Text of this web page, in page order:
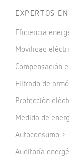
EXPERTOS EN
Eficiencia
Movilidad
Compensación
Filtrado de
Protección
Medida de
Autoconsumo
Auditoría